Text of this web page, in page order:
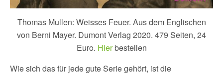
Thomas Mullen: Weisses Feuer. Aus dem Englischen
von Berni Mayer. Dumont Verlag 2020. 479 Seiten, 24
Euro. Hierbestellen
Wie sich das für jede gute Serie gehört, ist die